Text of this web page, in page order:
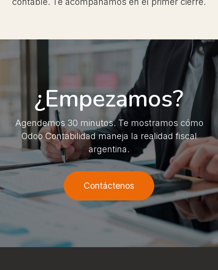
¿Empezamos?
Agendemos 30 minutos. Te mostramos cómo
Odoo Contabilidad maneja la realidad fiscal
argentina.
Contáctenos